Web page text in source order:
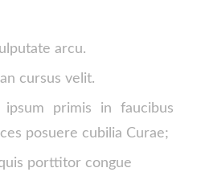
arcu.
cursus velit.
ipsum primis in faucibus
posuere cubilia Curae;
porttitor congue